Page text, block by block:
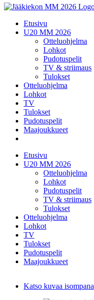
Etusivu
U20 MM 2026
Otteluohjelma
Lohkot
Pudotuspelit
TV & striimaus
Tulokset
Otteluohjelma
Lohkot
TV
Tulokset
Pudotuspelit
Maajoukkueet
Etusivu
U20 MM 2026
Otteluohjelma
Lohkot
Pudotuspelit
TV & striimaus
Tulokset
Otteluohjelma
Lohkot
TV
Tulokset
Pudotuspelit
Maajoukkueet
Katso kuvaa isompana